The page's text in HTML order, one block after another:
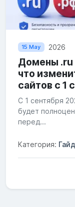
15 May 2026
Домены .ru
что
сайтов с 1
С 1 сентября
будет
перед...
Категория: